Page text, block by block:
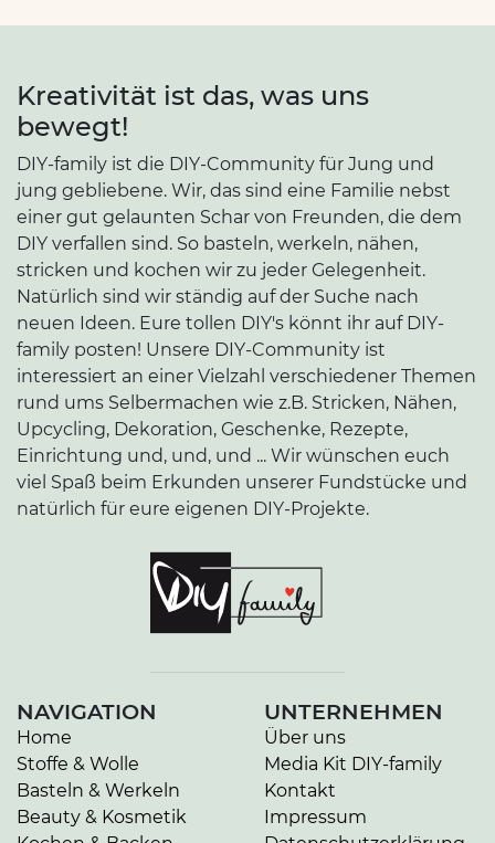
Kreativität ist das, was uns
bewegt!
DIY-family ist die DIY-Community für Jung und
jung gebliebene. Wir, das sind eine Familie nebst
einer gut gelaunten Schar von Freunden, die dem
DIY verfallen sind. So basteln, werkeln, nähen,
stricken und kochen wir zu jeder Gelegenheit.
Natürlich sind wir ständig auf der Suche nach
neuen Ideen. Eure tollen DIY's könnt ihr auf DIY-
family posten! Unsere DIY-Community ist
interessiert an einer Vielzahl verschiedener Themen
rund ums Selbermachen wie z.B. Stricken, Nähen,
Upcycling, Dekoration, Geschenke, Rezepte,
Einrichtung und, und, und ... Wir wünschen euch
viel Spaß beim Erkunden unserer Fundstücke und
natürlich für eure eigenen DIY-Projekte.
NAVIGATION
Home
Stoffe & Wolle
Basteln & Werkeln
Beauty & Kosmetik
UNTERNEHMEN
Über uns
Media Kit DIY-family
Kontakt
Impressum